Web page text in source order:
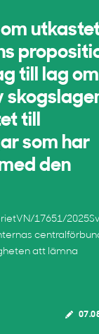
till lag om
till
som har
den
17651/
att lämna